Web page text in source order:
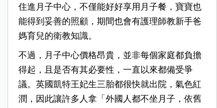
住進月子中心，不僅能好好享用月子餐，寶寶也
能得到妥善的照顧，期間也會有護理師教新手爸
媽育兒的衛教知識。
不過，月子中心價格昂貴，並非每個家庭都負擔
得起，且是否有其必要性，一直以來都備受爭
議。英國凱特王妃生三胎都很快就出院，氣色紅
潤，因此讓許多人拿「外國人都不坐月子，依舊